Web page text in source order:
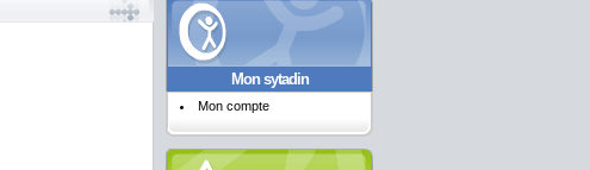
Mon sytadin
Mon compte